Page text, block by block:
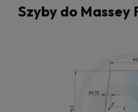
Szyby do Massey